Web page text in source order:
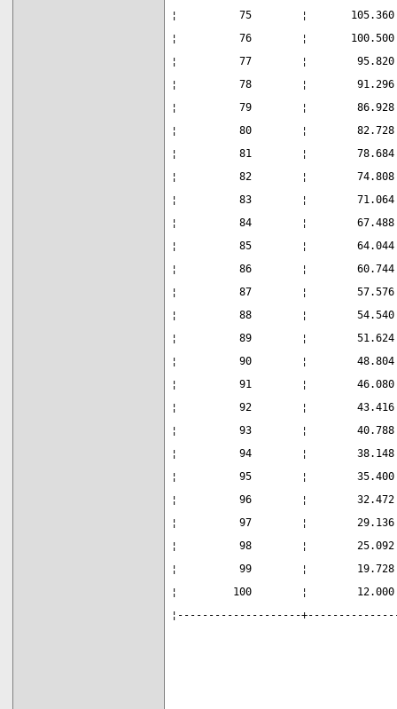
¦          75        ¦
¦          76        ¦
¦          77        ¦
¦          78        ¦
¦          79        ¦
¦          80        ¦
¦          81        ¦
¦          82        ¦
¦          83        ¦
¦          84        ¦
¦          85        ¦
¦          86        ¦
¦          87        ¦
¦          88        ¦
¦          89        ¦
¦          90        ¦
¦          91        ¦
¦          92        ¦
¦          93        ¦
¦          94        ¦
¦          95        ¦
¦          96        ¦
¦          97        ¦
¦          98        ¦
¦          99        ¦
¦         100        ¦
¦--------------------